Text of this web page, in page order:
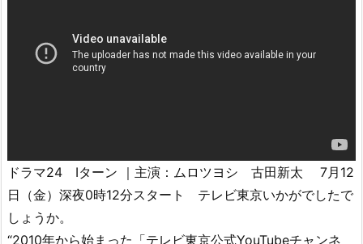
ドラマ24 Iターン ｜主演：ムロツヨシ 古田新太 7月12
日（金）深夜0時12分スタート テレビ東京いかがでしたで
しょうか。
“2010年から始まった「テレビ東京公式YouTubeチャンネ